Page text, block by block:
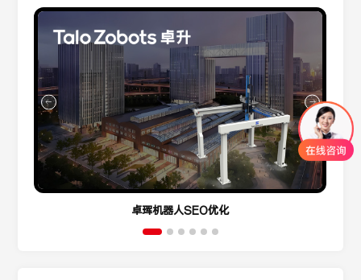
卓珲机器人SEO优化